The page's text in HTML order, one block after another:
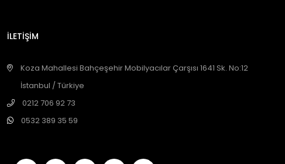
İLETİŞİM
Koza Mahallesi Bahçeşehir Mobilyacılar Çarşısı 1641 Sk. No:12
İstanbul / Türkiye
0212 706 92 73
0532 389 35 59